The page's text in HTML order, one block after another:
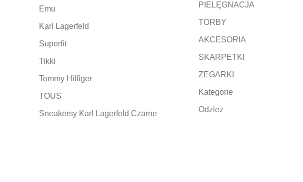
Emu
Karl Lagerfeld
Superfit
Tikki
Tommy Hilfiger
TOUS
Sneakersy Karl Lagerfeld Czarne
PIELĘGNACJA
TORBY
AKCESORIA
SKARPETKI
ZEGARKI
Kategorie
Odzież